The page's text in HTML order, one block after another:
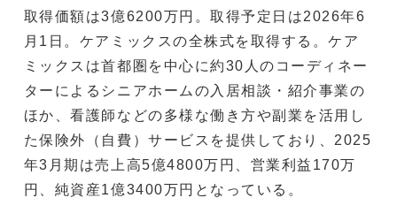
取得価額は3億6200万円。取得予定日は2026年6
月1日。ケアミックスの全株式を取得する。ケア
ミックスは首都圏を中心に約30人のコーディネー
ターによるシニアホームの入居相談・紹介事業の
ほか、看護師などの多様な働き方や副業を活用し
た保険外（自費）サービスを提供しており、2025
年3月期は売上高5億4800万円、営業利益170万
円、純資産1億3400万円となっている。